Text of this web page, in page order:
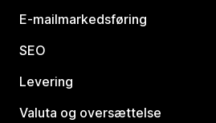
E-mailmarkedsføring
SEO
Levering
Valuta og oversættelse